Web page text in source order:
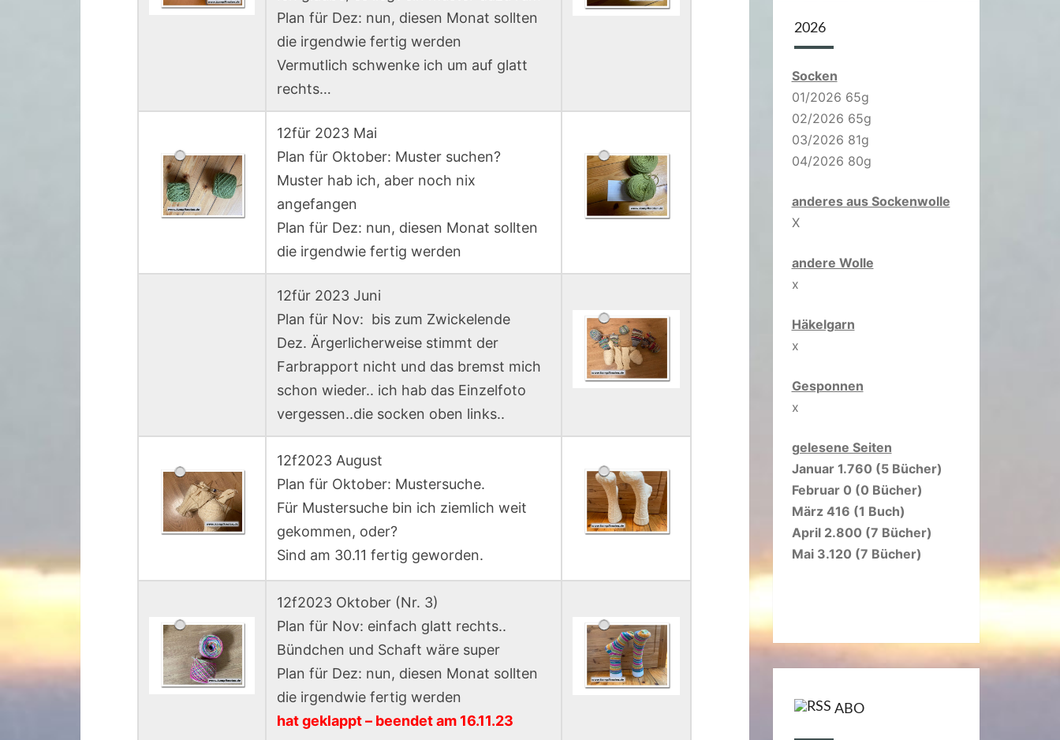
Plan für Dez: nun, diesen Monat sollten
die irgendwie fertig werden
Vermutlich schwenke ich um auf glatt
rechts…
12für 2023 Mai
Plan für Oktober: Muster suchen?
Muster hab ich, aber noch nix
angefangen
Plan für Dez: nun, diesen Monat sollten
die irgendwie fertig werden
12für 2023 Juni
Plan für Nov: bis zum Zwickelende
Dez. Ärgerlicherweise stimmt der
Farbrapport nicht und das bremst mich
schon wieder.. ich hab das Einzelfoto
vergessen..die socken oben links..
12f2023 August
Plan für Oktober: Mustersuche.
Für Mustersuche bin ich ziemlich weit
gekommen, oder?
Sind am 30.11 fertig geworden.
12f2023 Oktober (Nr. 3)
Plan für Nov: einfach glatt rechts..
Bündchen und Schaft wäre super
Plan für Dez: nun, diesen Monat sollten
die irgendwie fertig werden
hat geklappt – beendet am 16.11.23
2026
Socken
01/2026 65g
02/2026 65g
03/2026 81g
04/2026 80g
anderes aus Sockenwolle
X
andere Wolle
x
Häkelgarn
x
Gesponnen
x
gelesene Seiten
Januar 1.760 (5 Bücher)
Februar 0 (0 Bücher)
März 416 (1 Buch)
April 2.800 (7 Bücher)
Mai 3.120 (7 Bücher)
ABO